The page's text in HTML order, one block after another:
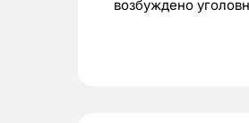
возбуждено